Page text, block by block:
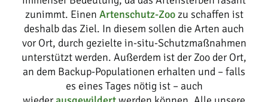
zunimmt. Einen Artenschutz-Zoozu schaffen ist
deshalb das Ziel. In diesem sollen die Arten auch
vor Ort, durch gezielte in-situ-Schutzmaßnahmen
unterstützt werden. Außerdem ist der Zoo der Ort,
an dem Backup-Populationen erhalten und – falls
es eines Tages nötig ist – auch